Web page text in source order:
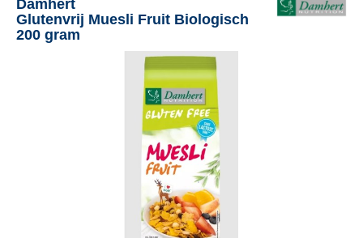
Damhert
Glutenvrij Muesli Fruit Biologisch
200 gram